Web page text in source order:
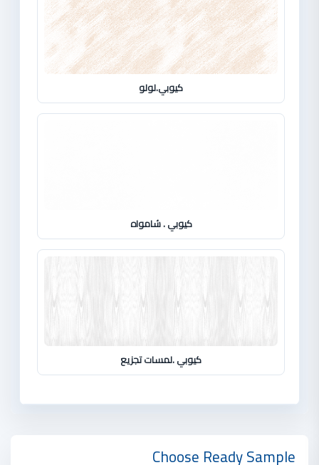
كيوبي.لولو
كيوبي . شامواه
كيوبي .لمسات تجزيع
Choose Ready Sample